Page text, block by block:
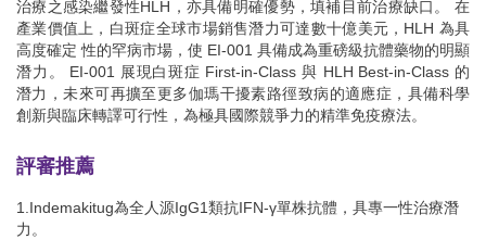
治療之感染繼發性HLH，亦具備明確優勢，填補目前治療缺口。 在
產業價值上，白斑症全球市場銷售潛力可達數十億美元，HLH 為具
高度確定 性的罕病市場，使 EI-001 具備成為重磅級抗體藥物的明顯
潛力。 EI-001 展現白斑症 First-in-Class 與 HLH Best-in-Class 的
潛力，未來可再擴至更多伽瑪干擾素路徑致病的適應症，具備科學
創新與臨床轉譯可行性，為極具國際競爭力的精準免疫療法。
評審推薦
1.Indemakitug為全人源IgG1類抗IFN-γ單株抗體，具專一性治療潛
力。